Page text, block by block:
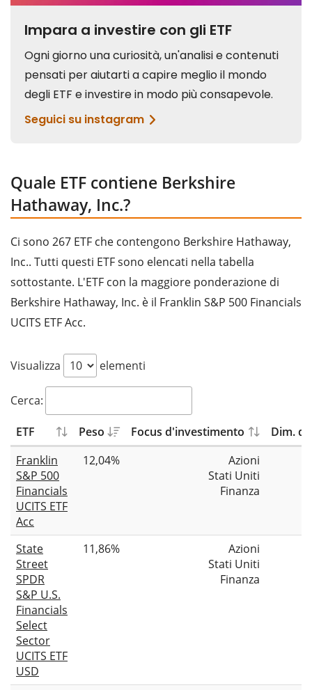
Quale ETF contiene Berkshire
Hathaway, Inc.?
Ci sono 267 ETF che contengono Berkshire Hathaway,
Inc.. Tutti questi ETF sono elencati nella tabella
sottostante. L'ETF con la maggiore ponderazione di
Berkshire Hathaway, Inc. è il Franklin S&P 500 Financials
UCITS ETF Acc.
Visualizza elementi
Cerca:
ETF Peso Focus d'investimento
Dim.
Franklin
S&P 500
Financials
UCITS ETF
Acc
12,04%
Azioni
Stati Uniti
Finanza
State
Street
SPDR
S&P U.S.
Financials
Select
Sector
UCITS ETF
USD
11,86%
Azioni
Stati Uniti
Finanza